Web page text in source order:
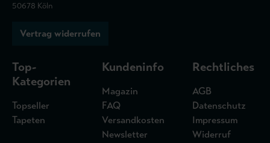
50678 Köln
Vertrag widerrufen
Top-
Kategorien
Topseller
Tapeten
Kundeninfo
Magazin
FAQ
Versandkosten
Newsletter
Rechtliches
AGB
Datenschutz
Impressum
Widerruf